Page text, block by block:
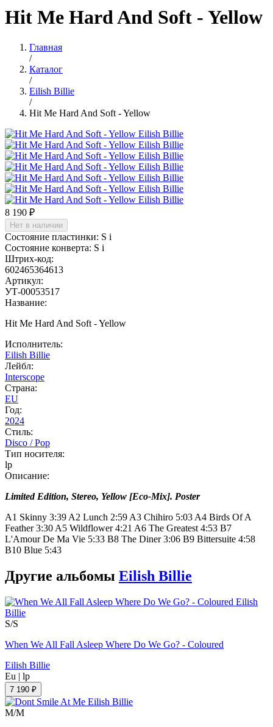
Hit Me Hard And Soft - Yellow
Главная
/
Каталог
/
Eilish Billie
/
Hit Me Hard And Soft - Yellow
8 190 ₽
Нет в наличии
Состояние пластинки: S i
Состояние конверта: S i
Штрих-код:
602465364613
Артикул:
УТ-00053517
Название:
Hit Me Hard And Soft - Yellow
Исполнитель:
Eilish Billie
Лейбл:
Interscope
Страна:
EU
Год:
2024
Стиль:
Disco / Pop
Тип носителя:
lp
Описание:
Limited Edition, Stereo, Yellow [Eco-Mix]. Poster
A1 Skinny 3:39 A2 Lunch 2:59 A3 Chihiro 5:03 A4 Birds Of A
Feather 3:30 A5 Wildflower 4:21 A6 The Greatest 4:53 B7
L'Amour De Ma Vie 5:33 B8 The Diner 3:06 B9 Bittersuite 4:58
B10 Blue 5:43
Другие альбомы Eilish Billie
S/S
When We All Fall Asleep Where Do We Go? - Coloured
Eilish Billie
Eu | lp
7 190 ₽
M/M